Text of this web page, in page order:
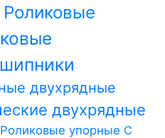
Роликовые
двухрядные
двухрядные
Роликовые упорные С